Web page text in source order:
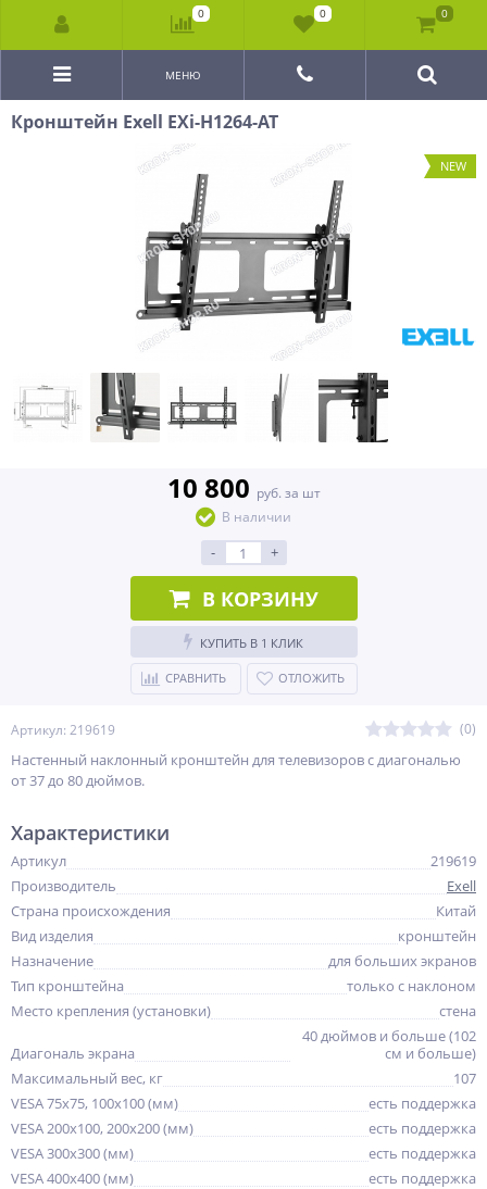
МЕНЮ
Кронштейн Exell EXi-H1264-AT
NEW
Артикул: 219619 (0)
Настенный наклонный кронштейн для телевизоров с диагональю
от 37 до 80 дюймов.
10 800 руб. за шт
В наличии
- +
В КОРЗИНУ
КУПИТЬ В 1 КЛИК
СРАВНИТЬ ОТЛОЖИТЬ
Характеристики
Артикул
219619
Производитель
Exell
Страна происхождения
Китай
Вид изделия
кронштейн
Назначение
для больших экранов
Тип кронштейна
только с наклоном
Место крепления (установки)
стена
Диагональ экрана
40 дюймов и больше (102
см и больше)
Максимальный вес, кг
107
VESA 75x75, 100x100 (мм)
есть поддержка
VESA 200x100, 200x200 (мм)
есть поддержка
VESA 300x300 (мм)
есть поддержка
VESA 400x400 (мм)
есть поддержка
0 0 0